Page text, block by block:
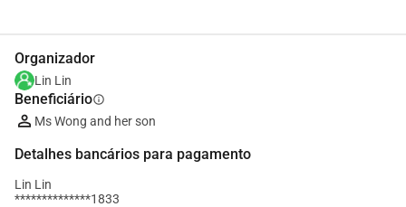
Organizador
Lin Lin
Beneficiárioinfo
Ms Wong and her son
Detalhes bancários para pagamento
Lin Lin
**************1833